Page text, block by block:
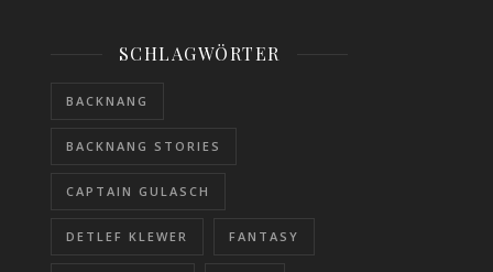
SCHLAGWÖRTER
BACKNANG
BACKNANG STORIES
CAPTAIN GULASCH
DETLEF KLEWER FANTASY